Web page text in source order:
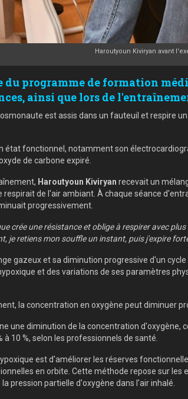
Haroutyoun Kiviryan avant
programme de formation
ainsi que lors de
est assis dans un fauteuil et respire
état fonctionnel, notamment son
de carbone expiré.
Haroutyoun Kiviryan recevait un
de l'air ambiant. À chaque séance
progressivement.
crée une résistance et oblige à respirer avec
je retiens mon souffle un instant, puis j'expire
gazeux et sa diminution progressive d'un
et des variations de ses paramètres
la concentration en oxygène peut diminuer
une diminution de la concentration
10 %, selon les professionnels de santé.
est d'améliorer les réserves
en orbite. Cette méthode repose sur
pression partielle d'oxygène dans l'air inhalé.